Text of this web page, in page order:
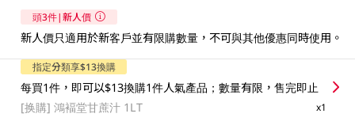
頭3件|新人價
新人價只適用於新客戶並有限購數量，不可與其他優惠同時使用。​
指定分類享$13換購
每買1件，即可以$13換購1件人氣產品；數量有限，售完即止
[换購]鴻褔堂甘蔗汁 1LT x1